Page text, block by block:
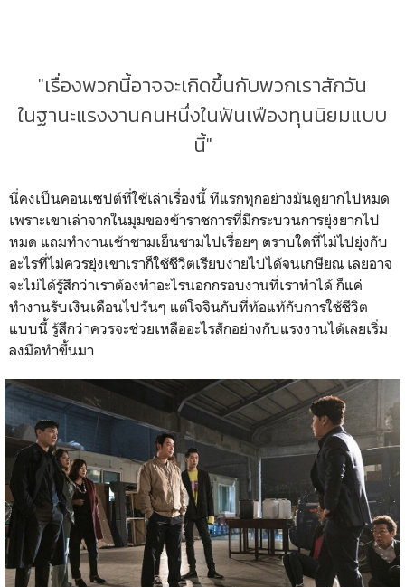
"เรื่องพวกนี้อาจจะเกิดขึ้นกับพวกเราสักวัน
ในฐานะแรงงานคนหนึ่งในฟันเฟืองทุนนิยมแบบ
นี้"
นี่คงเป็นคอนเซปต์ที่ใช้เล่าเรื่องนี้ ทีแรกทุกอย่างมันดูยากไปหมด
เพราะเขาเล่าจากในมุมของข้าราชการที่มีกระบวนการยุ่งยากไป
หมด แถมทำงานเช้าชามเย็นชามไปเรื่อยๆ ตราบใดที่ไม่ไปยุ่งกับ
อะไรที่ไม่ควรยุ่งเขาเราก็ใช้ชีวิตเรียบง่ายไปได้จนเกษียณ เลยอาจ
จะไม่ได้รู้สึกว่าเราต้องทำอะไรนอกกรอบงานที่เราทำได้ ก็แค่
ทำงานรับเงินเดือนไปวันๆ แต่โจจินกับที่ท้อแท้กับการใช้ชีวิต
แบบนี้ รู้สึกว่าควรจะช่วยเหลืออะไรสักอย่างกับแรงงานได้เลยเริ่ม
ลงมือทำขึ้นมา